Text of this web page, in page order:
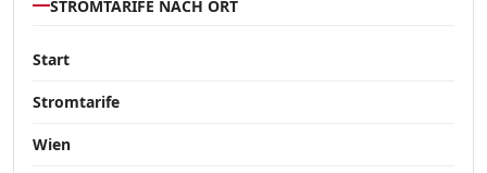
STROMTARIFE NACH ORT
Start
Stromtarife
Wien